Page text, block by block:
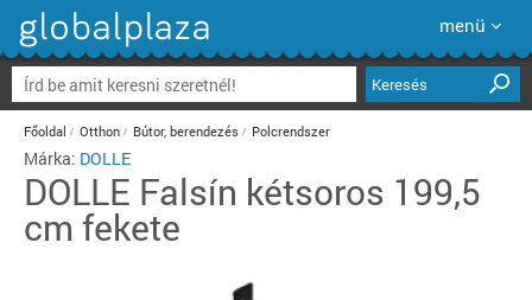
menü
Keresés
Főoldal Otthon Bútor, berendezés Polcrendszer
Márka: DOLLE
DOLLE Falsín kétsoros 199,5
cm fekete